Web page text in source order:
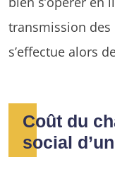
transmission
s’effectue alors
Coût du
social